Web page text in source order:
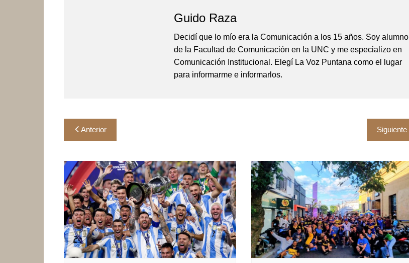
Guido Raza
Decidí que lo mío era la Comunicación a los 15 años. Soy alumno
de la Facultad de Comunicación en la UNC y me especializo en
Comunicación Institucional. Elegí La Voz Puntana como el lugar
para informarme e informarlos.
Navegación
de
entradas
Anterior Siguiente